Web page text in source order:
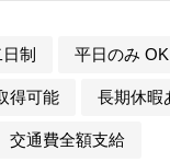
制 平日のみ OK
得可能 長期休暇
交通費全額支給